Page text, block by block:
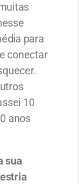
para
conectar
10
anos
sua